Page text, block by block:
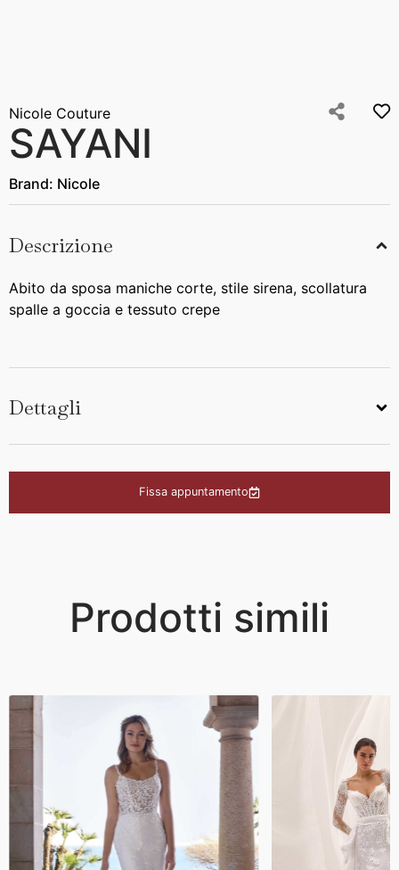
Nicole Couture
SAYANI
Brand: Nicole
Descrizione
Abito da sposa maniche corte, stile sirena, scollatura
spalle a goccia e tessuto crepe
Dettagli
Fissa appuntamento
Prodotti simili